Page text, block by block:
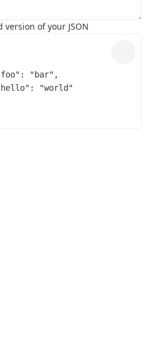
version of your JSON
: "bar" ,
:
"world"